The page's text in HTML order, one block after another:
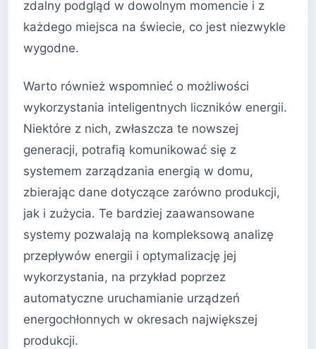
zdalny podgląd w dowolnym momencie i z
każdego miejsca na świecie, co jest niezwykle
wygodne.
Warto również wspomnieć o możliwości
wykorzystania inteligentnych liczników energii.
Niektóre z nich, zwłaszcza te nowszej
generacji, potrafią komunikować się z
systemem zarządzania energią w domu,
zbierając dane dotyczące zarówno produkcji,
jak i zużycia. Te bardziej zaawansowane
systemy pozwalają na kompleksową analizę
przepływów energii i optymalizację jej
wykorzystania, na przykład poprzez
automatyczne uruchamianie urządzeń
energochłonnych w okresach największej
produkcji.